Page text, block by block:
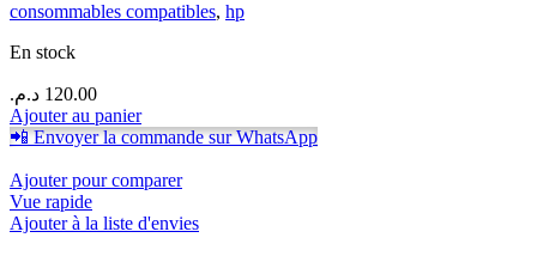
consommables compatibles, hp
En stock
120.00 د.م.
Ajouter au panier
📲 Envoyer la commande sur WhatsApp
Ajouter pour comparer
Vue rapide
Ajouter à la liste d'envies